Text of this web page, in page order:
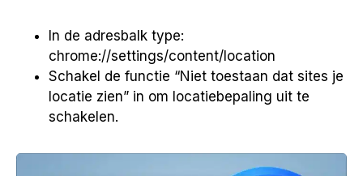
In de adresbalk type:
chrome://settings/content/location
Schakel de functie “Niet toestaan dat sites je
locatie zien” in om locatiebepaling uit te
schakelen.